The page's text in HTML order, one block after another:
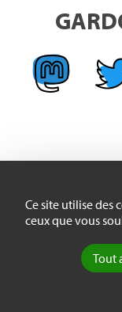
Ce site utilise des
ceux que vous
Tout